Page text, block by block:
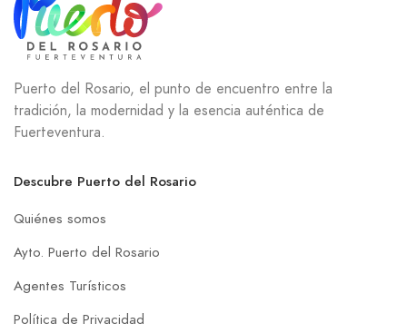
Puerto del Rosario, el punto de encuentro entre la
tradición, la modernidad y la esencia auténtica de
Fuerteventura.
Descubre Puerto del Rosario
Quiénes somos
Ayto. Puerto del Rosario
Agentes Turísticos
Política de Privacidad